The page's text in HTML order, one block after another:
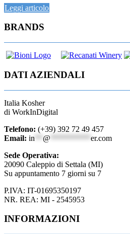
Leggi articolo
BRANDS
DATI AZIENDALI
Italia Kosher
di WorkInDigital
Telefono: (+39) 392 72 49 457
Email: in @
er.com
Sede Operativa:
20090 Caleppio di Settala (MI)
Su appuntamento 7 giorni su 7
P.IVA: IT-01695350197
NR. REA: MI - 2545953
INFORMAZIONI